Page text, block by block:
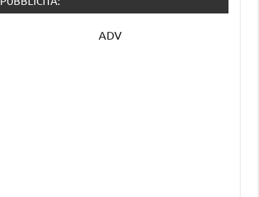
ADV